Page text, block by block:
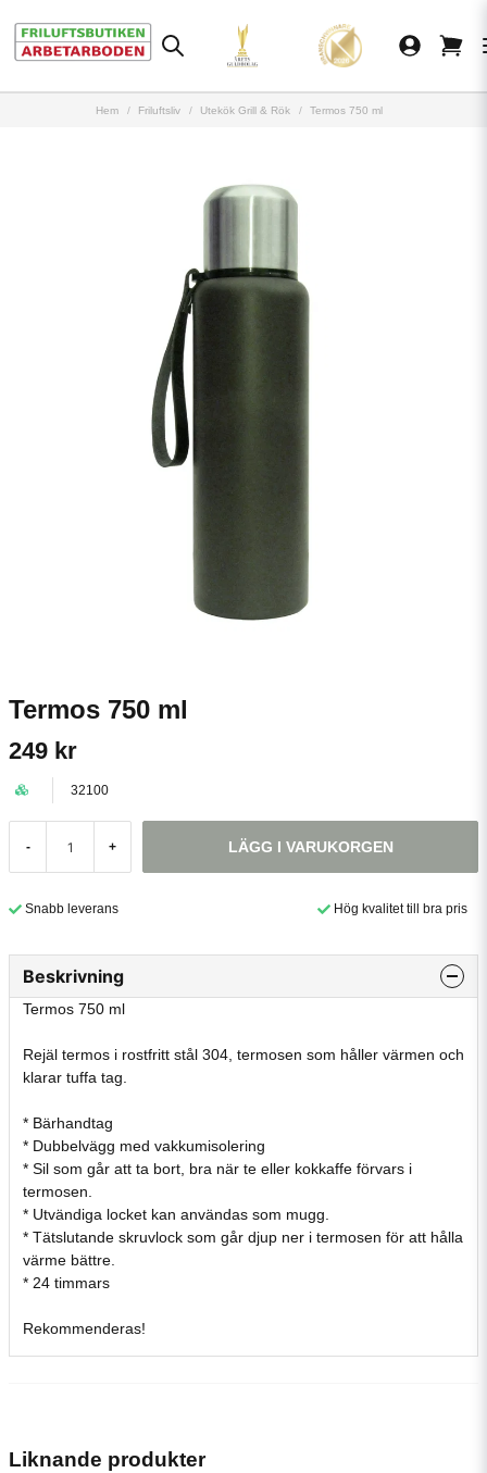
Hem Friluftsliv Utekök Grill & Rök Termos 750 ml
Termos 750 ml
249 kr
32100
- + LÄGG I VARUKORGEN
Snabb leverans Hög kvalitet till bra pris
Beskrivning
Termos 750 ml
Rejäl termos i rostfritt stål 304, termosen som håller värmen och
klarar tuffa tag.
* Bärhandtag
* Dubbelvägg med vakkumisolering
* Sil som går att ta bort, bra när te eller kokkaffe förvars i
termosen.
* Utvändiga locket kan användas som mugg.
* Tätslutande skruvlock som går djup ner i termosen för att hålla
värme bättre.
* 24 timmars
Rekommenderas!
Liknande produkter